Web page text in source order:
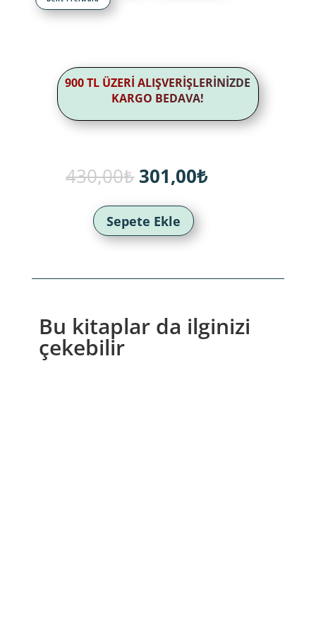
900 TL ÜZERİ ALIŞVERİŞLERİNİZDE
KARGO BEDAVA!
430,00₺ Orijinal
fiyat:
430,00₺.
301,00₺Şu
Sepete Ekle
Bu kitaplar da ilginizi
çekebilir